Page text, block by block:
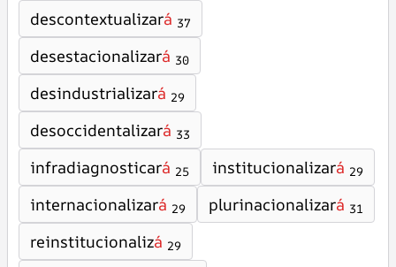
descontextualizará 37
desestacionalizará 30
desindustrializará 29
desoccidentalizará 33
infradiagnosticará 25 institucionalizará 29
internacionalizará 29 plurinacionalizará 31
reinstitucionalizá 29